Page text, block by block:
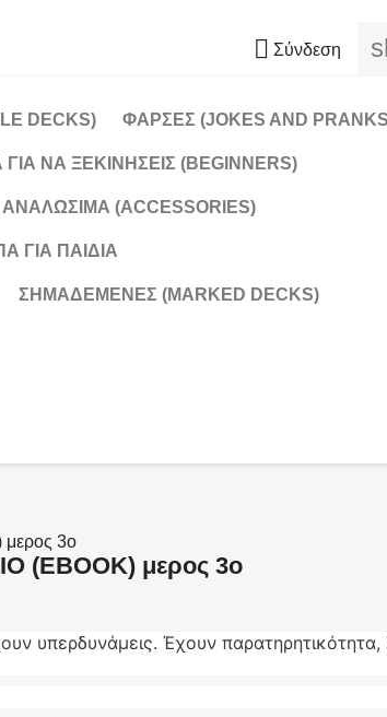
 Σύνδεση
DECKS) ΦΑΡΣΕΣ (JOKES AND
ΝΑ ΞΕΚΙΝΗΣΕΙΣ (BEGINNERS)
ΑΝΑΛΩΣΙΜΑ (ACCESSORIES)
ΓΙΑ ΠΑΙΔΙΆ
ΣΗΜΑΔΕΜΕΝΕΣ (MARKED DECKS)
(EBOOK) μερος 3ο
υπερδυνάμεις. Έχουν παρατηρητικότητα,